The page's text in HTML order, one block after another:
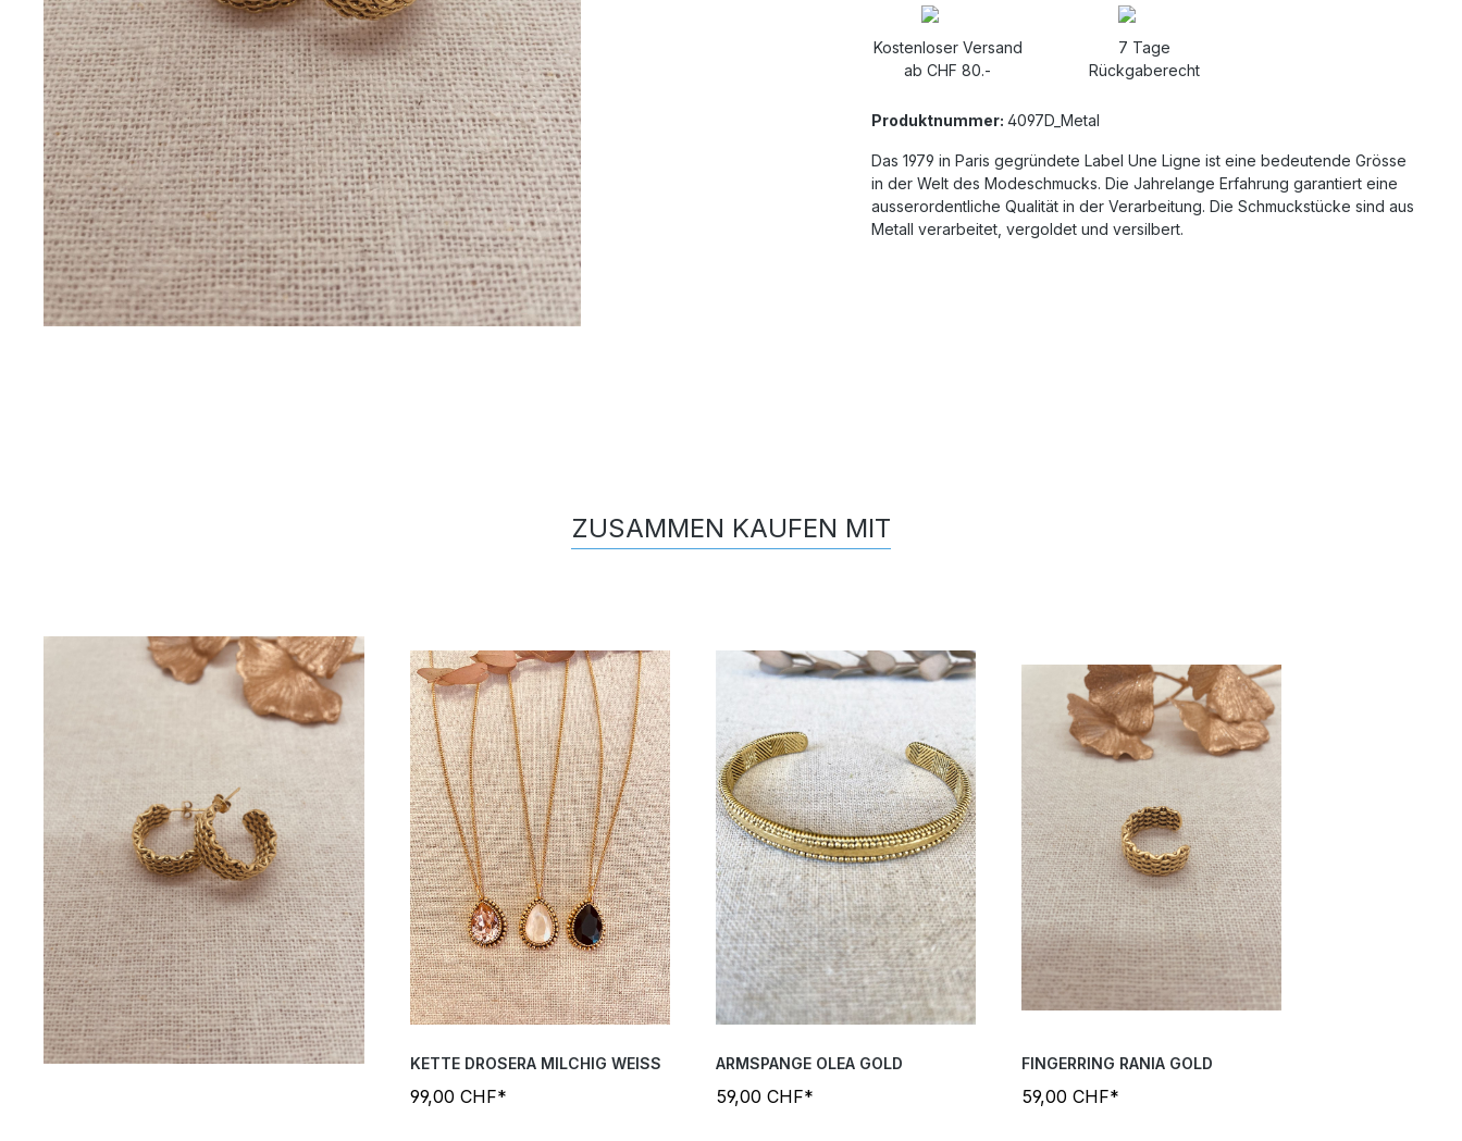
Kostenloser Versand
ab CHF 80.-
7 Tage
Rückgaberecht
Produktnummer: 4097D_Metal
Das 1979 in Paris gegründete Label Une Ligne ist eine bedeutende Grösse
in der Welt des Modeschmucks. Die Jahrelange Erfahrung garantiert eine
ausserordentliche Qualität in der Verarbeitung. Die Schmuckstücke sind aus
Metall verarbeitet, vergoldet und versilbert.
ZUSAMMEN KAUFEN MIT
KETTE DROSERA MILCHIG WEISS
99,00 CHF*
ARMSPANGE OLEA GOLD
59,00 CHF*
FINGERRING RANIA GOLD
59,00 CHF*